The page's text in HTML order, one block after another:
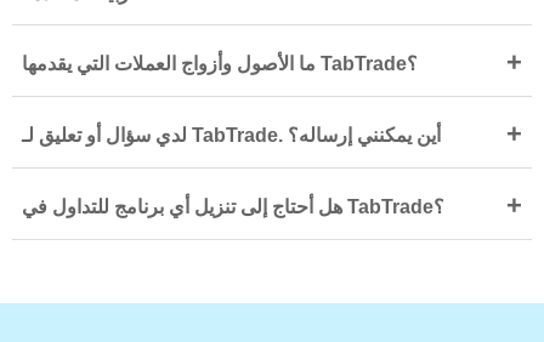
ما الأصول وأزواج العملات التي يقدمها TabTrade؟ +
لدي سؤال أو تعليق لـ TabTrade. أين يمكنني إرساله؟ +
هل أحتاج إلى تنزيل أي برنامج للتداول في TabTrade؟ +